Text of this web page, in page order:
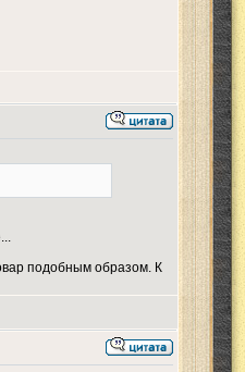
подобным образом. К